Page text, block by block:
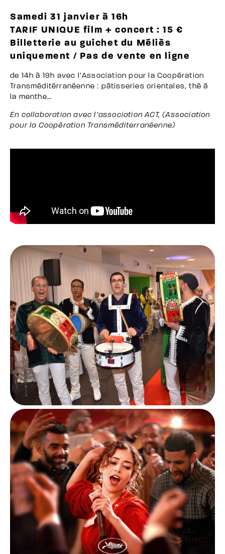
Samedi 31 janvier à 16h
TARIF UNIQUE film + concert : 15 €
Billetterie au guichet du Méliès
uniquement / Pas de vente en ligne
de 14h à 19h avec l’Association pour la Coopération
Transméditérranéenne : pâtisseries orientales, thé à
la menthe…
En collaboration avec l’association ACT, (Association
pour la Coopération Transméditerranéenne)